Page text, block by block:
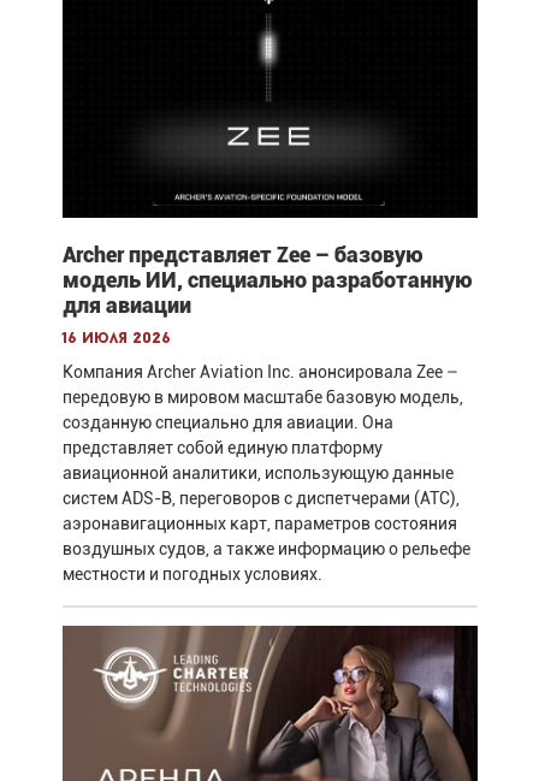
Archer представляет Zee – базовую
модель ИИ, специально разработанную
для авиации
16 июля 2026
Компания Archer Aviation Inc. анонсировала Zee –
передовую в мировом масштабе базовую модель,
созданную специально для авиации. Она
представляет собой единую платформу
авиационной аналитики, использующую данные
систем ADS-B, переговоров с диспетчерами (ATC),
аэронавигационных карт, параметров состояния
воздушных судов, а также информацию о рельефе
местности и погодных условиях.